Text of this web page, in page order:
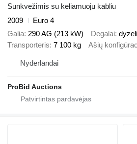
Sunkvežimis su keliamuoju kabliu
2009
Euro 4
Galia 290 AG (213 kW) Degalai
Transporteris 7 100 kg Ašių
Nyderlandai
ProBid Auctions